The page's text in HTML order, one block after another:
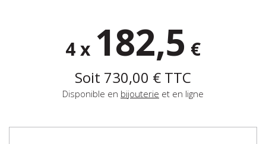
4 x 182,5 €
Soit 730,00 € TTC
Disponible en bijouterie et en ligne